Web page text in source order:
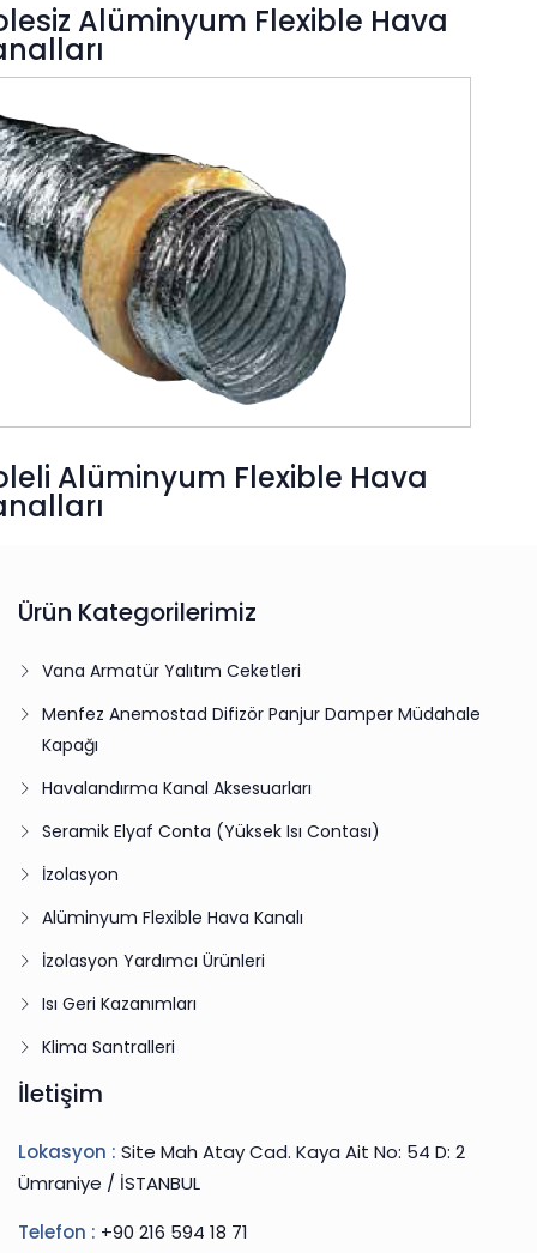
Alüminyum Flexible Hava
Alüminyum Flexible Hava
Ürün Kategorilerimiz
Vana Armatür Yalıtım Ceketleri
Menfez Anemostad Difizör Panjur Damper Müdahale
Kapağı
Havalandırma Kanal Aksesuarları
Seramik Elyaf Conta (Yüksek Isı Contası)
İzolasyon
Alüminyum Flexible Hava Kanalı
İzolasyon Yardımcı Ürünleri
Isı Geri Kazanımları
Klima Santralleri
İletişim
Lokasyon : Site Mah Atay Cad. Kaya Ait No: 54 D: 2
Ümraniye / İSTANBUL
Telefon : +90 216 594 18 71